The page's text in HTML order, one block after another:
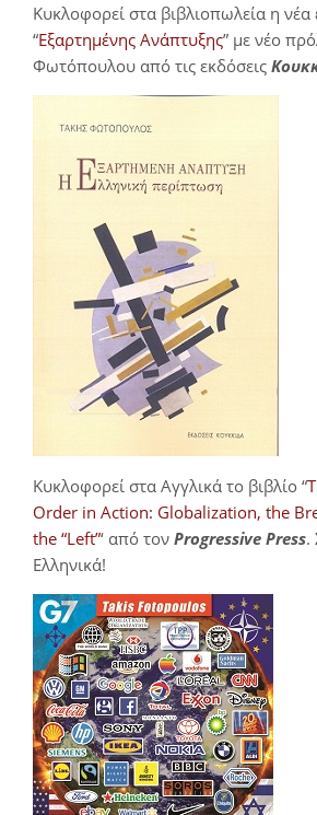
Κυκλοφορεί στα βιβλιοπωλεία η
“Εξαρτημένης Ανάπτυξης” με νέο
Φωτόπουλου από τις εκδόσεις
Κυκλοφορεί στα Αγγλικά το βιβλίο “
Order in Action: Globalization, the
the “Left”‘ από τον Progressive Press.
Ελληνικά!